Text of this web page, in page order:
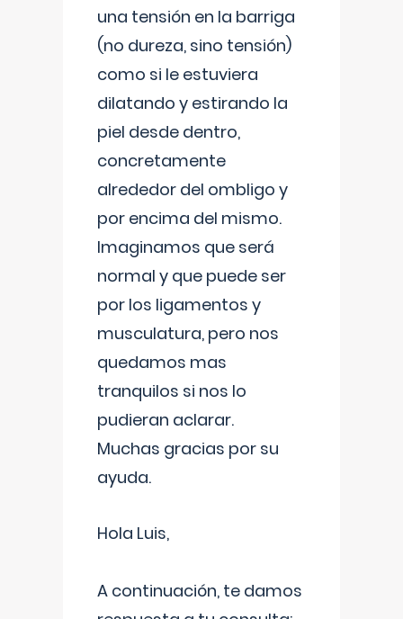
una tensión en la barriga
(no dureza, sino tensión)
como si le estuviera
dilatando y estirando la
piel desde dentro,
concretamente
alrededor del ombligo y
por encima del mismo.
Imaginamos que será
normal y que puede ser
por los ligamentos y
musculatura, pero nos
quedamos mas
tranquilos si nos lo
pudieran aclarar.
Muchas gracias por su
ayuda.
Hola Luis,
A continuación, te damos